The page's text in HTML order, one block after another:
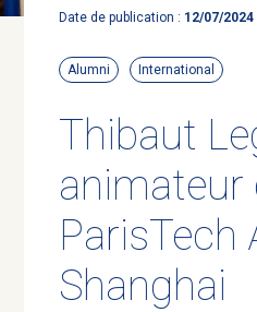
Date de publication : 12/07/2024
Alumni International
Thibaut
animateur
ParisTech
Shanghai